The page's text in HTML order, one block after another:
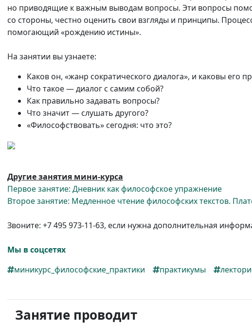
но приводящие к важным выводам вопросы. Эти вопросы
со стороны, честно оценить свои взгляды и принципы.
помогающий «рождению истины».
На занятии вы узнаете:
Каков он, «жанр сократического диалога», и каковы его
Что такое — диалог с самим собой?
Как правильно задавать вопросы?
Что значит — слушать другого?
«Философствовать» сегодня: что это?
Другие занятия мини-курса
Первое занятие: Дневник как философское упражнение
Второе занятие: Медленное чтение философских текстов.
Звоните: +7 495973-11-63, если нужна дополнительная
Мы в соцсетях
миникурс_философские_практики
практикумы
Занятие проводит